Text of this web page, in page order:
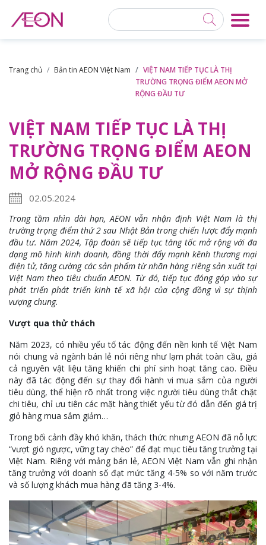
Trang chủ Bản tin AEON Việt Nam
VIỆT NAM TIẾP TỤC LÀ THỊ
TRƯỜNG TRỌNG ĐIỂM AEON MỞ
RỘNG ĐẦU TƯ
VIỆT NAM TIẾP TỤC LÀ THỊ
TRƯỜNG TRỌNG ĐIỂM AEON
MỞ RỘNG ĐẦU TƯ
02.05.2024
Trong tầm nhìn dài hạn, AEON vẫn nhận định Việt Nam là thị
trường trọng điểm thứ 2 sau Nhật Bản trong chiến lược đẩy mạnh
đầu tư. Năm 2024, Tập đoàn sẽ tiếp tụctăng tốc mở rộng với đa
dạng mô hình kinh doanh, đồng thời đẩy mạnh kênh thương mại
điện tử, tăng cường các sản phẩm từ nhãn hàng riêng sản xuất tại
Việt Nam theo tiêu chuẩn AEON. Từ đó, tiếp tục đóng góp vào sự
phát triển phát triển kinh tế xã hội của cộng đồng vì sự thịnh
vượng chung.
Vượt qua thử thách
Năm 2023, có nhiều yếu tố tác động đến nền kinh tế Việt Nam
nói chung và ngành bán lẻ nói riêng như lạm phát toàn cầu, giá
cả nguyên vật liệu tăng khiến chi phí sinh hoạt tăng cao. Điều
này đã tác động đến sự thay đổi hành vi mua sắm của người
tiêu dùng, thể hiện rõ nhất trong việc người tiêu dùng thắt chặt
chi tiêu, chỉ ưu tiên các mặt hàng thiết yếu từ đó dẫn đến giá trị
giỏ hàng mua sắm giảm…
Trong bối cảnh đầy khó khăn, thách thức nhưng AEON đã nỗ lực
“vượt gió ngược, vững tay chèo” để đạt mục tiêu tăng trưởng tại
Việt Nam. Riêng với mảng bán lẻ, AEON Việt Nam vẫn ghi nhận
tăng trưởng với doanh số đạt mức tăng 4-5% so với năm trước
và số lượng khách mua hàng đã tăng 3-4%.